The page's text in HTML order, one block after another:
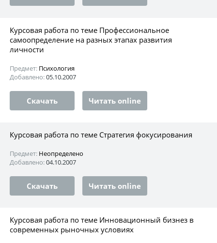
Курсовая работа по теме Профессиональное
самоопределение на разных этапах развития
личности
Предмет: Психология
Добавлено:05.10.2007
Скачать Читать online
Курсовая работа по теме Стратегия фокусирования
Предмет: Неопределено
Добавлено:04.10.2007
Скачать Читать online
Курсовая работа по теме Инновационный бизнез в
современных рыночных условиях